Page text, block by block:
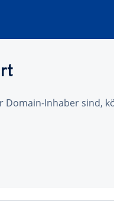
Inhaber sind,